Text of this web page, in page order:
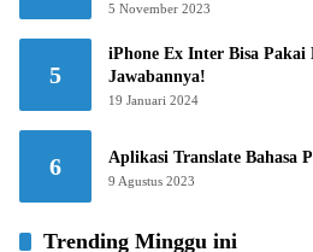
5 November 2023
5
iPhone Ex Inter Bisa
Jawabannya!
19 Januari 2024
6 Aplikasi Translate Bahasa
9 Agustus 2023
Trending Minggu ini